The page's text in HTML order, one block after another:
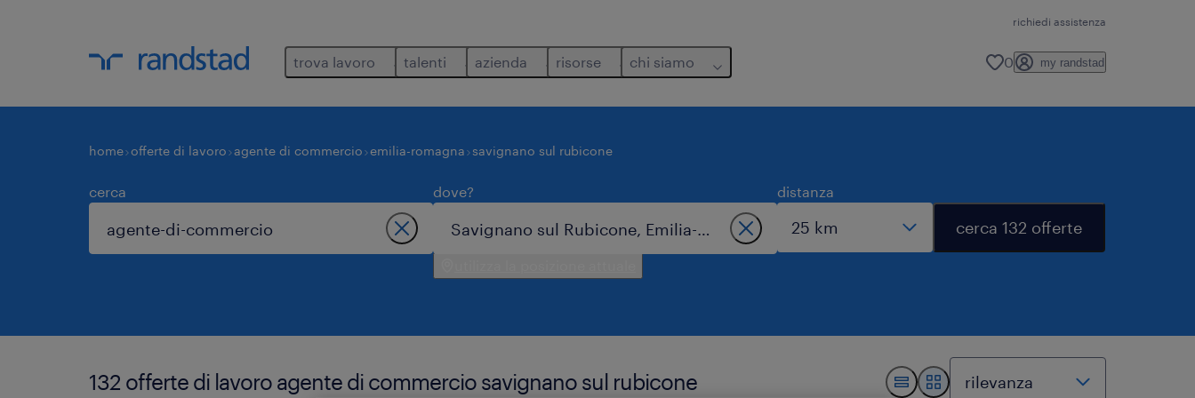
richiedi assistenza
trova lavoro talenti azienda risorse chi siamo 0 my randstad
home offerte di lavoro agente di commercio emilia-romagna savignano sul rubicone
cerca dove? distanza
cerca 132 offerte
132 offerte di lavoro agente di commercio savignano sul rubicone